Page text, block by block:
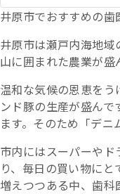
井原市でおすすめの歯
井原市は瀬戸内海地
山に囲まれた農業が盛
温和な気候の恩恵を
ンド豚の生産が盛ん
ます。そのため「デニ
市内にはスーパーや
り、毎日の買い物に
増えつつある中、歯科